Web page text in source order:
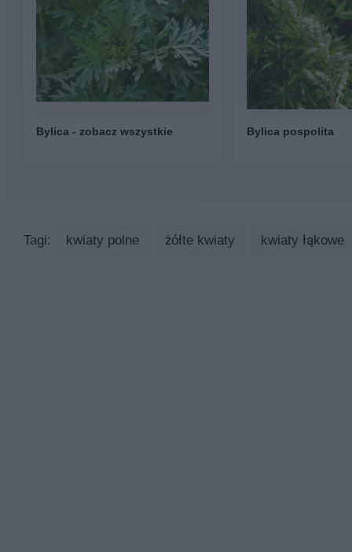
Bylica - zobacz wszystkie Bylica pospolita
Tagi: kwiaty polne żółte kwiaty kwiaty łąkowe